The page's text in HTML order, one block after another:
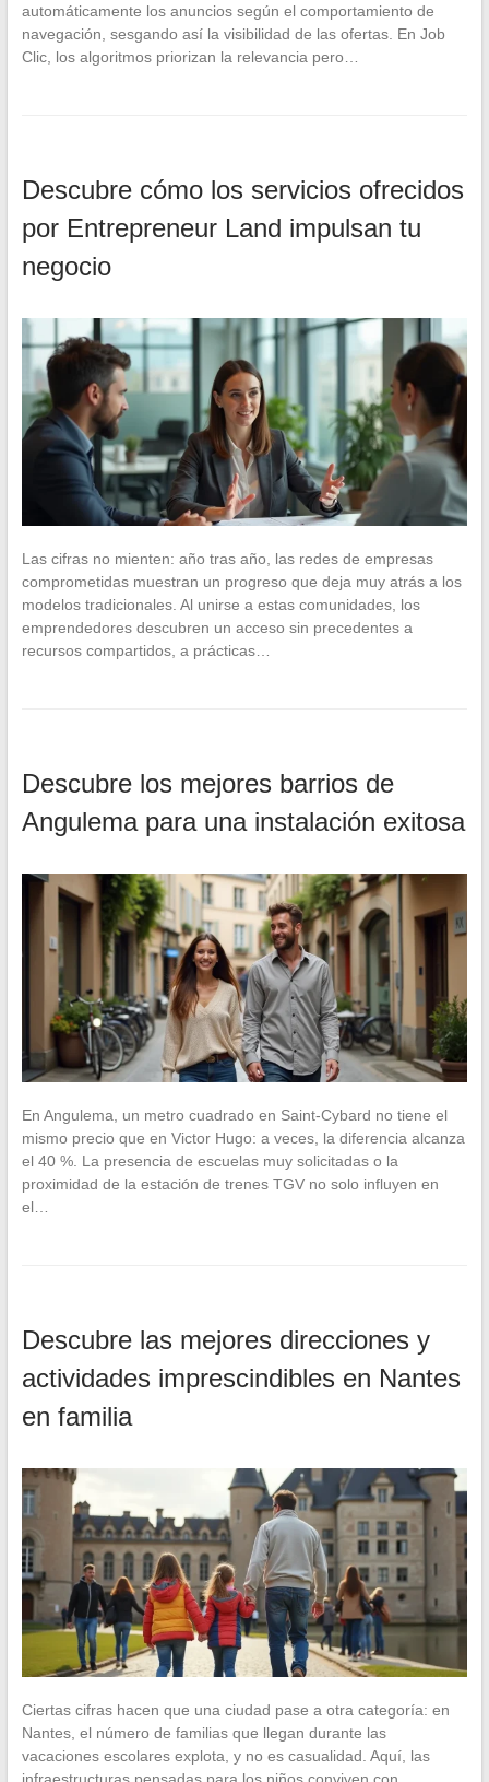
automáticamente los anuncios según el comportamiento de
navegación, sesgando así la visibilidad de las ofertas. En Job
Clic, los algoritmos priorizan la relevancia pero…
Descubre cómo los servicios ofrecidos
por Entrepreneur Land impulsan tu
negocio
Las cifras no mienten: año tras año, las redes de empresas
comprometidas muestran un progreso que deja muy atrás a los
modelos tradicionales. Al unirse a estas comunidades, los
emprendedores descubren un acceso sin precedentes a
recursos compartidos, a prácticas…
Descubre los mejores barrios de
Angulema para una instalación exitosa
En Angulema, un metro cuadrado en Saint-Cybard no tiene el
mismo precio que en Victor Hugo: a veces, la diferencia alcanza
el 40 %. La presencia de escuelas muy solicitadas o la
proximidad de la estación de trenes TGV no solo influyen en
el…
Descubre las mejores direcciones y
actividades imprescindibles en Nantes
en familia
Ciertas cifras hacen que una ciudad pase a otra categoría: en
Nantes, el número de familias que llegan durante las
vacaciones escolares explota, y no es casualidad. Aquí, las